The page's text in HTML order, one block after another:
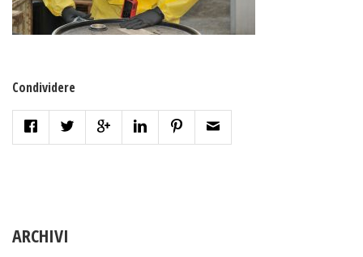
Condividere
ARCHIVI